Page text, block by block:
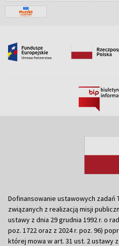
Dofinansowanie ustawowych zadań
związanych z realizacją misji
ustawy z dnia 29 grudnia 1992 r. o
poz. 1722 oraz z 2024 r. poz. 96)
której mowa w art. 31 ust. 2 ustawy